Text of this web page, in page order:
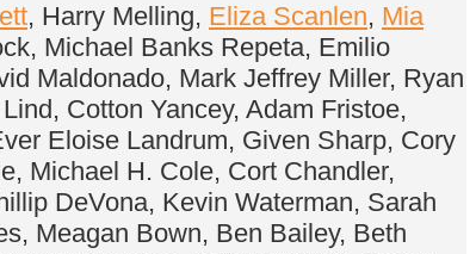
, Harry Melling, Eliza Scanlen, Mia
Michael Banks Repeta, Emilio
Maldonado, Mark Jeffrey Miller, Ryan
Cotton Yancey, Adam Fristoe,
Eloise Landrum, Given Sharp, Cory
Michael H. Cole, Cort Chandler,
DeVona, Kevin Waterman, Sarah
Meagan Bown, Ben Bailey, Beth